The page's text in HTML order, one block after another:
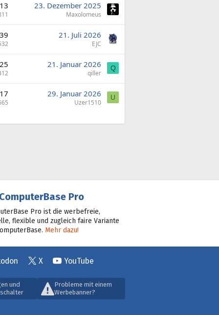
13 23. Dezember 2025
Maxolomeus
39 21. Juli 2026
EJC
25 21. Januar 2026
qiller
Q
17 29. Januar 2026
Uzer1510
U
Pro
Pro ist die werbefreie,
flexible und zugleich faire Variante
Mehr dazu!
X YouTube
und
Probleme mit einem
Werbebanner?